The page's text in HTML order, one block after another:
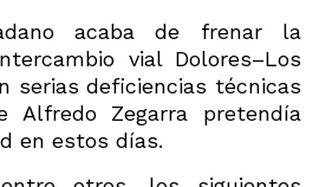
acaba de frenar la
vial Dolores–Los
serias deficiencias técnicas
Alfredo Zegarra pretendía
en estos días.